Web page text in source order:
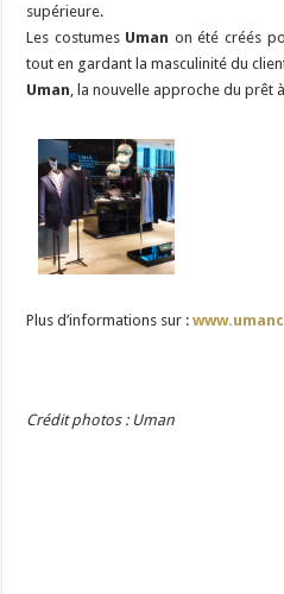
supérieure.
Les costumes Uman on été créés
tout en gardant la masculinité du
Uman , la nouvelle approche du prêt
Plus d’informations sur :
Crédit photos : Uman